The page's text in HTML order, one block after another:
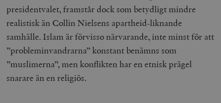
presidentvalet, framstår dock som betydligt mindre
realistisk än Collin Nielsens apartheid-liknande
samhälle. Islam är förvisso närvarande, inte minst för att
”probleminvandrarna” konstant benämns som
”muslimerna”, men konflikten har en etnisk prägel
snarare än en religiös.